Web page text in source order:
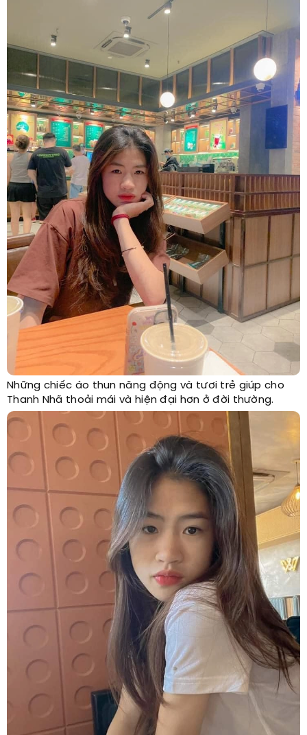
Những chiếc áo thun năng động và tươi trẻ giúp cho
Thanh Nhã thoải mái và hiện đại hơn ở đời thường.